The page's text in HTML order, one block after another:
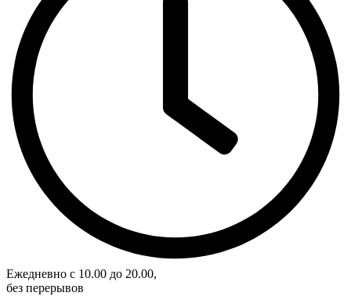
Eжедневно с 10.00 до 20.00,
без перерывов